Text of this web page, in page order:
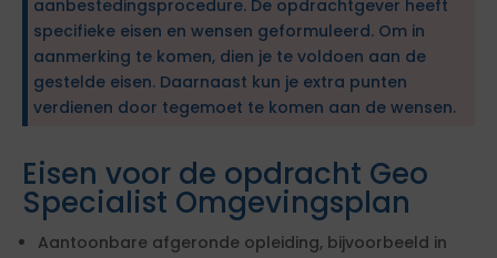
aanbestedingsprocedure. De opdrachtgever heeft
specifieke eisen en wensen geformuleerd. Om in
aanmerking te komen, dien je te voldoen aan de
gestelde eisen. Daarnaast kun je extra punten
verdienen door tegemoet te komen aan de wensen.
Eisen voor de opdracht Geo
Specialist Omgevingsplan
Aantoonbare afgeronde opleiding, bijvoorbeeld in